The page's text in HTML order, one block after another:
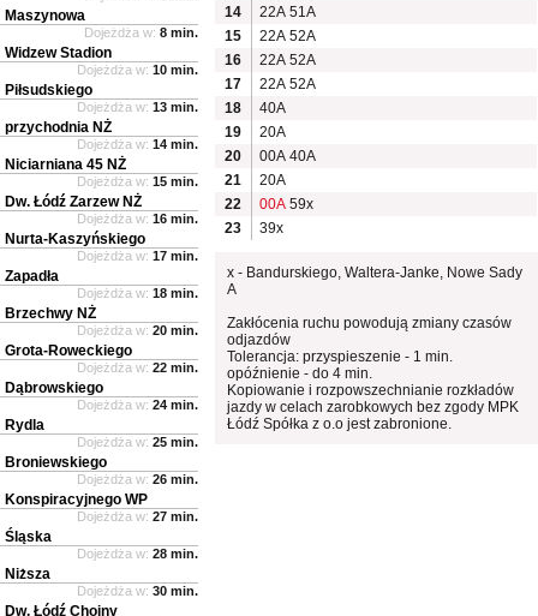
14
22A 51A
15
22A 52A
16
22A 52A
17
22A 52A
18
40A
19
20A
20
00A 40A
21
20A
22
00A 59x
23
39x
x - Bandurskiego, Waltera-Janke, Nowe Sady
A
Zakłócenia ruchu powodują zmiany czasów
odjazdów
Tolerancja: przyspieszenie - 1 min.
opóźnienie - do 4 min.
Kopiowanie i rozpowszechnianie rozkładów
jazdy w celach zarobkowych bez zgody MPK
Łódź Spółka z o.o jest zabronione.
Maszynowa
Dojeżdża w: 8 min.
Widzew Stadion
Dojeżdża w: 10 min.
Piłsudskiego
Dojeżdża w: 13 min.
przychodnia NŻ
Dojeżdża w: 14 min.
Niciarniana 45 NŻ
Dojeżdża w: 15 min.
Dw. Łódź Zarzew NŻ
Dojeżdża w: 16 min.
Nurta-Kaszyńskiego
Dojeżdża w: 17 min.
Zapadła
Dojeżdża w: 18 min.
Brzechwy NŻ
Dojeżdża w: 20 min.
Grota-Roweckiego
Dojeżdża w: 22 min.
Dąbrowskiego
Dojeżdża w: 24 min.
Rydla
Dojeżdża w: 25 min.
Broniewskiego
Dojeżdża w: 26 min.
Konspiracyjnego WP
Dojeżdża w: 27 min.
Śląska
Dojeżdża w: 28 min.
Niższa
Dojeżdża w: 30 min.
Dw. Łódź Chojny